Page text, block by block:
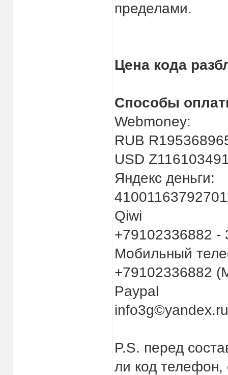
пределами.
Цена кода
Способы
Webmoney:
RUB
USD
Яндекс деньги:
Qiwi
+79102336882 -
Мобильный
+79102336882
Paypal
P.S. перед
ли код телефон,